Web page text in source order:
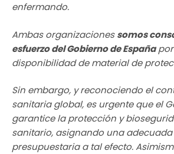
enfermando.
Ambas organizacionessomos
esfuerzo del Gobierno de Españapor
disponibilidad de material de
Sin embargo, y reconociendo el
sanitaria global, es urgente que el
garantice la protección y
sanitario, asignando una
presupuestaria a tal efecto.